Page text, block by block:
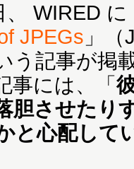
WIRED に
JPEGs 」
う記事が掲
事には、「
胆させたり
と心配して